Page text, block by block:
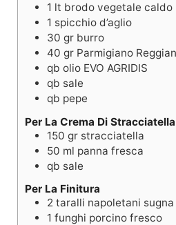
1 lt brodo vegetale caldo
1 spicchio d’aglio
30 gr burro
40 gr Parmigiano
qb olio EVO AGRIDIS
qb sale
qb pepe
Per La Crema Di Stracciatella
150 gr stracciatella
50 ml panna fresca
qb sale
Per La Finitura
2 taralli napoletani sugna
1 funghi porcino fresco